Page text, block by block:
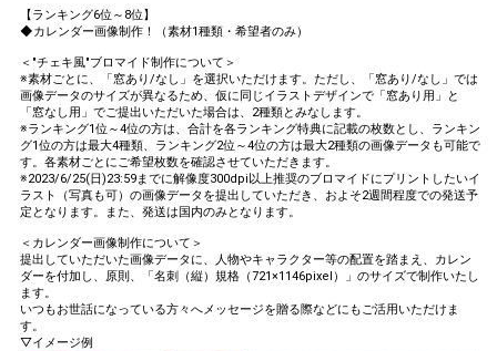
【ランキング6位～8位】
◆カレンダー画像制作！（素材1種類・希望者のみ）
＜"チェキ風"ブロマイド制作について＞
※素材ごとに、「窓あり/なし」を選択いただけます。ただし、「窓あり/なし」では
画像データのサイズが異なるため、仮に同じイラストデザインで「窓あり用」と
「窓なし用」でご提出いただいた場合は、2種類とみなします。
※ランキング1位～4位の方は、合計を各ランキング特典に記載の枚数とし、ランキン
グ1位の方は最大4種類、ランキング2位～4位の方は最大2種類の画像データも可能で
す。各素材ごとにご希望枚数を確認させていただきます。
※2023/6/25(日)23:59までに解像度300dpi以上推奨のブロマイドにプリントしたいイ
ラスト（写真も可）の画像データを提出していただき、およそ2週間程度での発送予
定となります。また、発送は国内のみとなります。
＜カレンダー画像制作について＞
提出していただいた画像データに、人物やキャラクター等の配置を踏まえ、カレン
ダーを付加し、原則、「名刺（縦）規格（721×1146pixel）」のサイズで制作いたし
ます。
いつもお世話になっている方々へメッセージを贈る際などにもご活用いただけま
す。
▽イメージ例